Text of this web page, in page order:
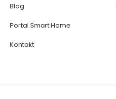
Blog
Portal Smart Home
Kontakt